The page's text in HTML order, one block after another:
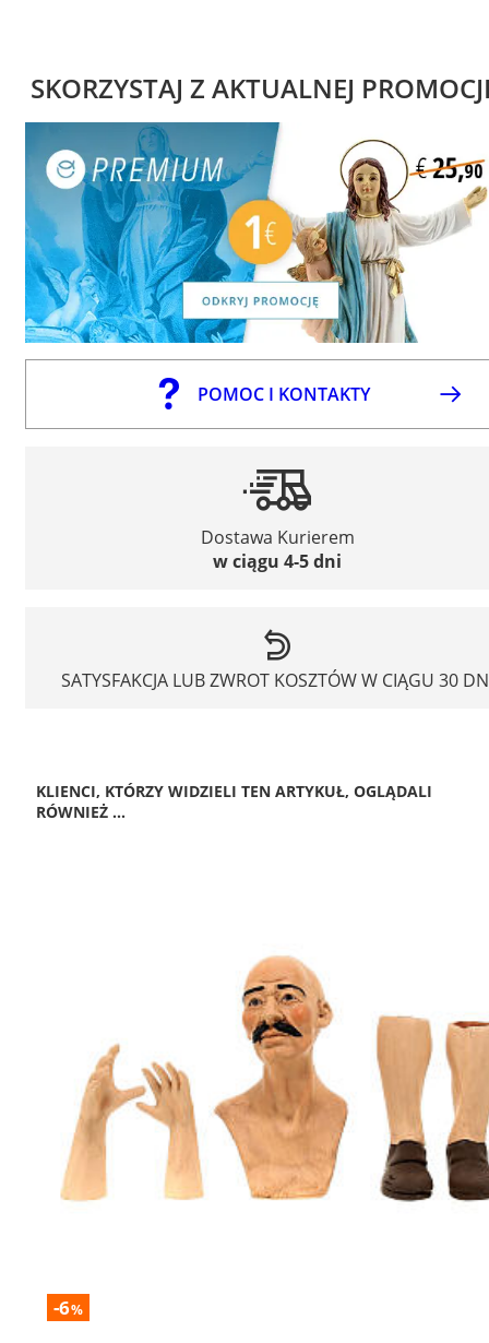
SKORZYSTAJ Z AKTUALNEJ
POMOC I KONTAKTY
Dostawa Kurierem
w ciągu 4-5 dni
SATYSFAKCJA LUB ZWROT KOSZTÓW W CIĄGU 30
KLIENCI, KTÓRZY WIDZIELI TEN ARTYKUŁ, OGLĄDALI
RÓWNIEŻ ...
-6%